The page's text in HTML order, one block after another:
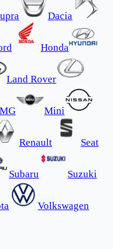
Dacia
Honda
Land Rover
MG Mini
Renault Seat
Subaru Suzuki
Volkswagen